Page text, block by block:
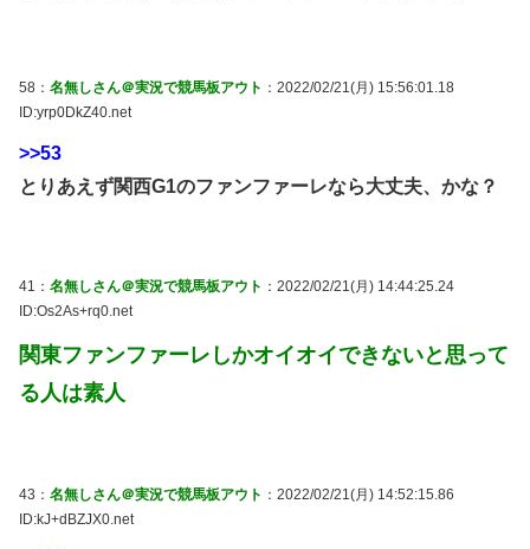
58： 名無しさん＠実況で競馬板アウト ：2022/02/21(月) 15:56:01.18
ID:yrp0DkZ40.net
>>53
とりあえず関西G1のファンファーレなら大丈夫、かな？
41： 名無しさん＠実況で競馬板アウト ：2022/02/21(月) 14:44:25.24
ID:Os2As+rq0.net
関東ファンファーレしかオイオイできないと思って
る人は素人
43： 名無しさん＠実況で競馬板アウト ：2022/02/21(月) 14:52:15.86
ID:kJ+dBZJX0.net